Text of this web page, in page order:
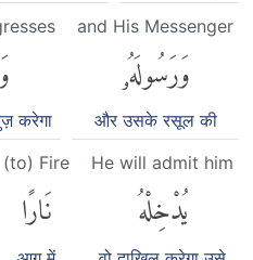
and His Messenger
وَرَسُولَهُۥ
और उसके रसूल की
करेगा
He will admit him
يُدْخِلْهُ
(to) Fire
نَارًا